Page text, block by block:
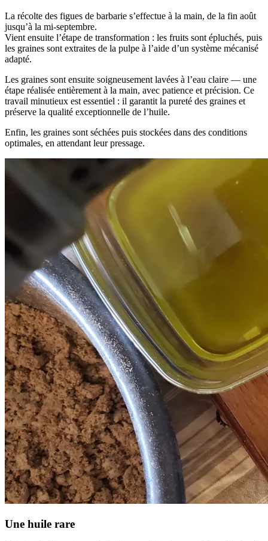
La récolte des figues de barbarie s’effectue à la main, de la fin août
jusqu’à la mi-septembre.
Vient ensuite l’étape de transformation : les fruits sont épluchés, puis
les graines sont extraites de la pulpe à l’aide d’un système mécanisé
adapté.
Les graines sont ensuite soigneusement lavées à l’eau claire — une
étape réalisée entièrement à la main, avec patience et précision. Ce
travail minutieux est essentiel : il garantit la pureté des graines et
préserve la qualité exceptionnelle de l’huile.
Enfin, les graines sont séchées puis stockées dans des conditions
optimales, en attendant leur pressage.
Une huile rare